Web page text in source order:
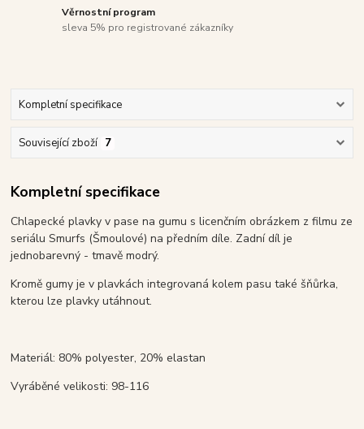
Věrnostní program
sleva 5% pro registrované zákazníky
Kompletní specifikace
Související zboží 7
Kompletní specifikace
Chlapecké plavky v pase na gumu s licenčním obrázkem z filmu ze
seriálu Smurfs (Šmoulové) na předním díle. Zadní díl je
jednobarevný - tmavě modrý.
Kromě gumy je v plavkách integrovaná kolem pasu také šňůrka,
kterou lze plavky utáhnout.
Materiál: 80% polyester, 20% elastan
Vyráběné velikosti: 98-116